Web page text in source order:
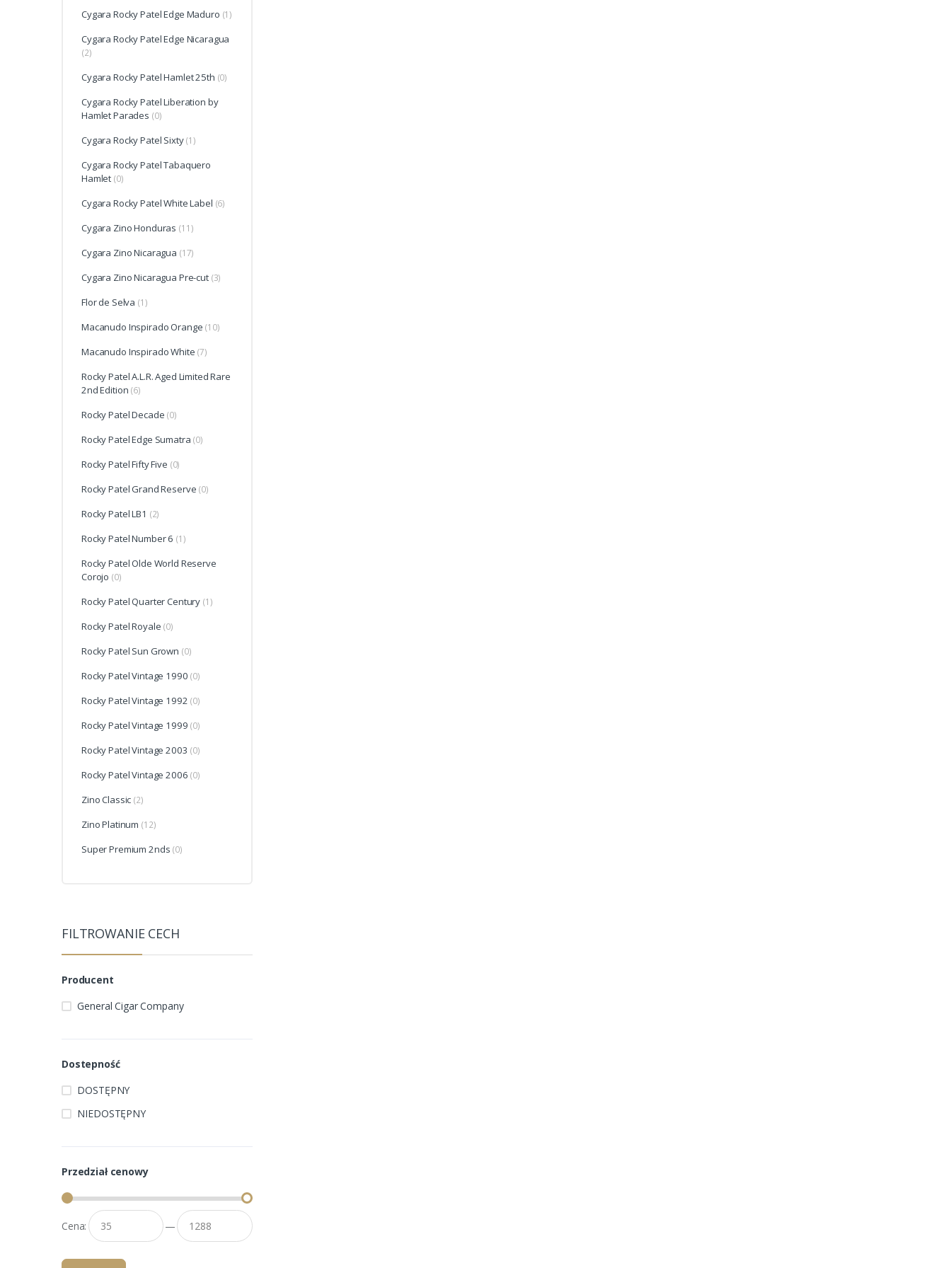
Cygara Rocky Patel Edge Maduro (1)
Cygara Rocky Patel Edge Nicaragua
(2)
Cygara Rocky Patel Hamlet 25th (0)
Cygara Rocky Patel Liberation by
Hamlet Parades (0)
Cygara Rocky Patel Sixty (1)
Cygara Rocky Patel Tabaquero
Hamlet (0)
Cygara Rocky Patel White Label (6)
Cygara Zino Honduras (11)
Cygara Zino Nicaragua (17)
Cygara Zino Nicaragua Pre-cut (3)
Flor de Selva (1)
Macanudo Inspirado Orange (10)
Macanudo Inspirado White (7)
Rocky Patel A.L.R. Aged Limited Rare
2nd Edition (6)
Rocky Patel Decade (0)
Rocky Patel Edge Sumatra (0)
Rocky Patel Fifty Five (0)
Rocky Patel Grand Reserve (0)
Rocky Patel LB1 (2)
Rocky Patel Number 6 (1)
Rocky Patel Olde World Reserve
Corojo (0)
Rocky Patel Quarter Century (1)
Rocky Patel Royale (0)
Rocky Patel Sun Grown (0)
Rocky Patel Vintage 1990 (0)
Rocky Patel Vintage 1992 (0)
Rocky Patel Vintage 1999 (0)
Rocky Patel Vintage 2003 (0)
Rocky Patel Vintage 2006 (0)
Zino Classic (2)
Zino Platinum (12)
Super Premium 2nds (0)
FILTROWANIE CECH
Producent
General Cigar Company
Dostepność
DOSTĘPNY
NIEDOSTĘPNY
Przedział cenowy
Cena: —